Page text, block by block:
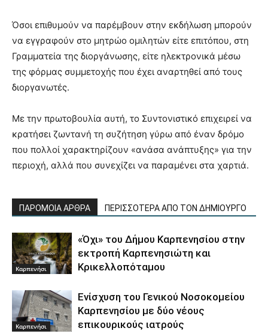
Όσοι επιθυμούν να παρέμβουν στην εκδήλωση μπορούν
να εγγραφούν στο μητρώο ομιλητών είτε επιτόπου, στη
Γραμματεία της διοργάνωσης, είτε ηλεκτρονικά μέσω
της φόρμας συμμετοχής που έχει αναρτηθεί από τους
διοργανωτές.
Με την πρωτοβουλία αυτή, το Συντονιστικό επιχειρεί να
κρατήσει ζωντανή τη συζήτηση γύρω από έναν δρόμο
που πολλοί χαρακτηρίζουν «ανάσα ανάπτυξης» για την
περιοχή, αλλά που συνεχίζει να παραμένει στα χαρτιά.
ΠΑΡΟΜΟΙΑ ΑΡΘΡΑ ΠΕΡΙΣΣΟΤΕΡΑ ΑΠΟ ΤΟΝ ΔΗΜΙΟΥΡΓΟ
Καρπενήσι
«Όχι» του Δήμου Καρπενησίου στην
εκτροπή Καρπενησιώτη και
Κρικελλοπόταμου
Καρπενήσι
Ενίσχυση του Γενικού Νοσοκομείου
Καρπενησίου με δύο νέους
επικουρικούς ιατρούς